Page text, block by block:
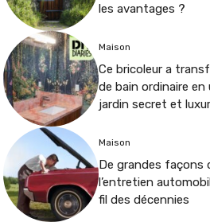
les avantages ?
Maison
Ce bricoleur a
de bain ordinaire en
jardin secret et
Maison
De grandes façons
l’entretien
fil des décennies